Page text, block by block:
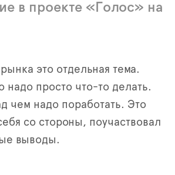
в проекте «Голос» на
это отдельная тема.
надо просто что-то делать.
чем надо поработать. Это
со стороны, поучаствовал
выводы.